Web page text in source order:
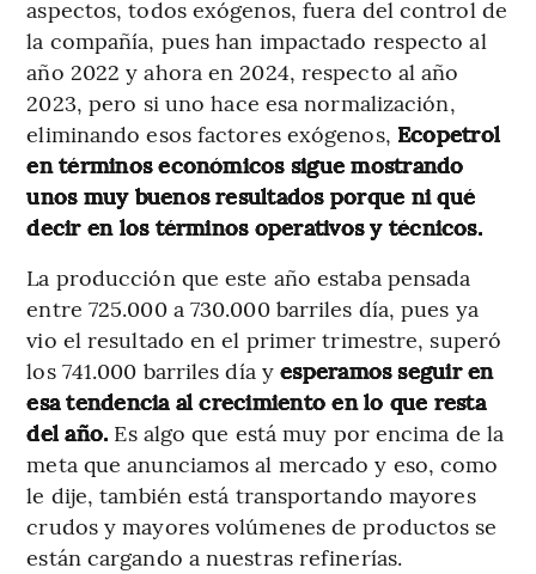
aspectos, todos exógenos, fuera del control de
la compañía, pues han impactado respecto al
año 2022 y ahora en 2024, respecto al año
2023, pero si uno hace esa normalización,
eliminando esos factores exógenos, Ecopetrol
en términos económicos sigue mostrando
unos muy buenos resultados porque ni qué
decir en los términos operativos y técnicos.
La producción que este año estaba pensada
entre 725.000 a 730.000 barriles día, pues ya
vio el resultado en el primer trimestre, superó
los 741.000 barriles día yesperamos seguir en
esa tendencia al crecimiento en lo que resta
del año. Es algo que está muy por encima de la
meta que anunciamos al mercado y eso, como
le dije, también está transportando mayores
crudos y mayores volúmenes de productos se
están cargando a nuestras refinerías.